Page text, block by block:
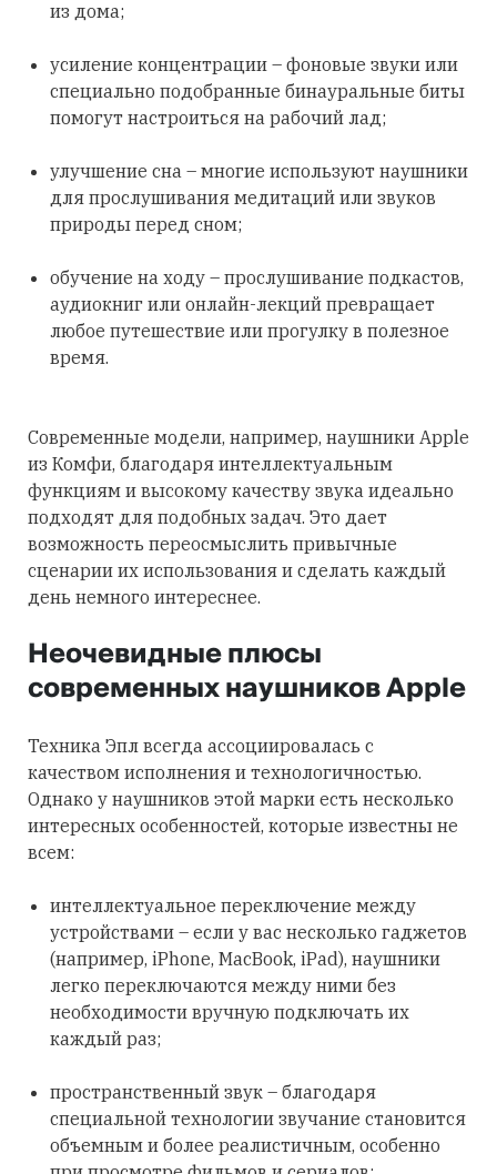
из дома;
усиление концентрации – фоновые звуки или
специально подобранные бинауральные биты
помогут настроиться на рабочий лад;
улучшение сна – многие используют наушники
для прослушивания медитаций или звуков
природы перед сном;
обучение на ходу – прослушивание подкастов,
аудиокниг или онлайн-лекций превращает
любое путешествие или прогулку в полезное
время.
Современные модели, например, наушники Apple
из Комфи, благодаря интеллектуальным
функциям и высокому качеству звука идеально
подходят для подобных задач. Это дает
возможность переосмыслить привычные
сценарии их использования и сделать каждый
день немного интереснее.
Неочевидные плюсы
современных наушников Apple
Техника Эпл всегда ассоциировалась с
качеством исполнения и технологичностью.
Однако у наушников этой марки есть несколько
интересных особенностей, которые известны не
всем:
интеллектуальное переключение между
устройствами – если у вас несколько гаджетов
(например, iPhone, MacBook, iPad), наушники
легко переключаются между ними без
необходимости вручную подключать их
каждый раз;
пространственный звук – благодаря
специальной технологии звучание становится
объемным и более реалистичным, особенно